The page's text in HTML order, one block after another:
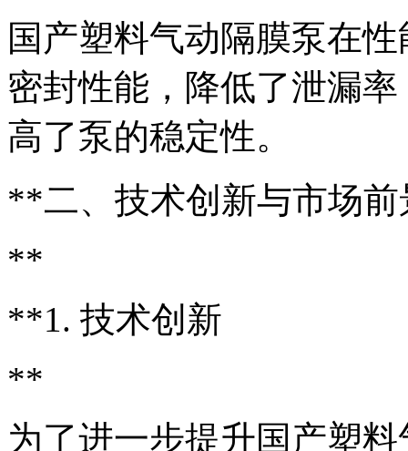
国产塑料气动隔膜泵在
密封性能，降低了泄漏
高了泵的稳定性。
**二、技术创新与市场前
**
**1. 技术创新
**
为了进一步提升国产塑